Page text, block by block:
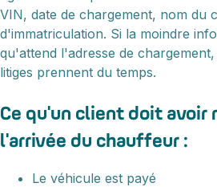
VIN, date de chargement, nom du
d'immatriculation. Si la moindre
qu'attend l'adresse de
litiges prennent du temps.
Ce qu'un client doit avoir
l'arrivée du chauffeur :
Le véhicule est payé